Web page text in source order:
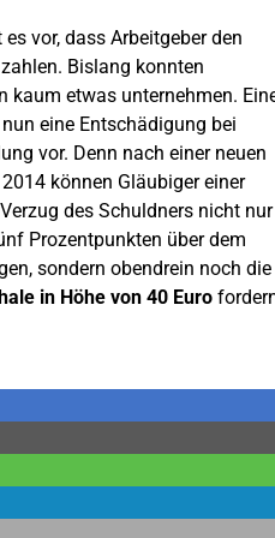
vor, dass Arbeitgeber den
Bislang konnten
kaum etwas unternehmen.
eine Entschädigung bei
vor. Denn nach einer neuen
können Gläubiger einer
des Schuldners nicht nur
Prozentpunkten über dem
sondern obendrein noch die
in Höhe von 40 Euro